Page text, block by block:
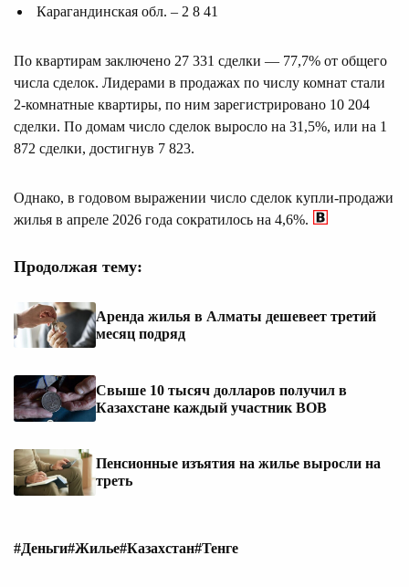
Карагандинская обл. – 2 8 41
По квартирам заключено 27 331 сделки — 77,7% от общего
числа сделок. Лидерами в продажах по числу комнат стали
2-комнатные квартиры, по ним зарегистрировано 10 204
сделки. По домам число сделок выросло на 31,5%, или на 1
872 сделки, достигнув 7 823.
Однако, в годовом выражении число сделок купли-продажи
жилья в апреле 2026 года сократилось на 4,6%.
Продолжая тему:
Аренда жилья в Алматы дешевеет третий
месяц подряд
Свыше 10 тысяч долларов получил в
Казахстане каждый участник ВОВ
Пенсионные изъятия на жилье выросли на
треть
#Деньги#Жилье#Казахстан#Тенге